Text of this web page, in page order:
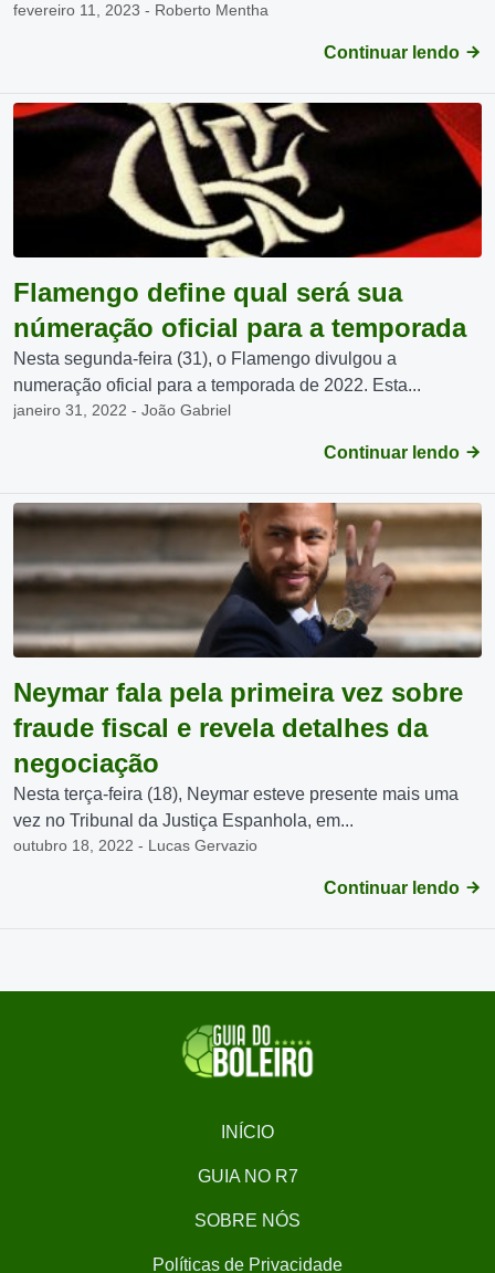
fevereiro 11, 2023 - Roberto Mentha
Continuar lendo
Flamengo define qual será sua
númeração oficial para a temporada
Nesta segunda-feira (31), o Flamengo divulgou a
numeração oficial para a temporada de 2022. Esta...
janeiro 31, 2022 - João Gabriel
Continuar lendo
Neymar fala pela primeira vez sobre
fraude fiscal e revela detalhes da
negociação
Nesta terça-feira (18), Neymar esteve presente mais uma
vez no Tribunal da Justiça Espanhola, em...
outubro 18, 2022 - Lucas Gervazio
Continuar lendo
INÍCIO
GUIA NO R7
SOBRE NÓS
Políticas de Privacidade